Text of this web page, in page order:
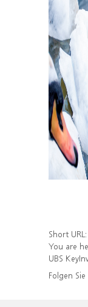
Short URL:
You are
UBS
Folgen